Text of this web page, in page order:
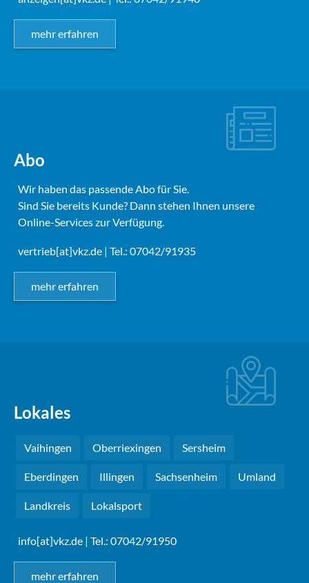
mehr erfahren
Abo
Wir haben das passende Abo für Sie.
Sind Sie bereits Kunde? Dann stehen Ihnen unsere
Online-Services zur Verfügung.
vertrieb[at]vkz.de | Tel.: 07042/91935
mehr erfahren
Lokales
Vaihingen Oberriexingen Sersheim
Eberdingen Illingen Sachsenheim Umland
Landkreis Lokalsport
info[at]vkz.de | Tel.: 07042/91950
mehr erfahren